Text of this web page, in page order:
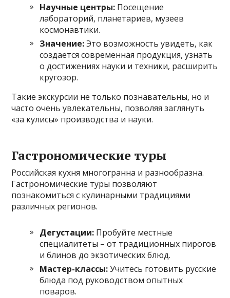
Научные центры: Посещение
лабораторий, планетариев, музеев
космонавтики.
Значение:Это возможность увидеть, как
создается современная продукция, узнать
о достижениях науки и техники, расширить
кругозор.
Такие экскурсии не только познавательны, но и
часто очень увлекательны, позволяя заглянуть
«за кулисы» производства и науки.
Гастрономические туры
Российская кухня многогранна и разнообразна.
Гастрономические туры позволяют
познакомиться с кулинарными традициями
различных регионов.
Дегустации: Пробуйте местные
специалитеты – от традиционных пирогов
и блинов до экзотических блюд.
Мастер-классы:Учитесь готовить русские
блюда под руководством опытных
поваров.